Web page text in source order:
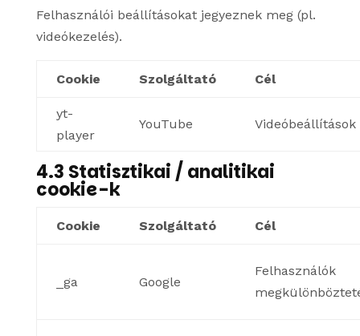
Felhasználói beállításokat jegyeznek meg (pl.
videókezelés).
Cookie Szolgáltató Cél
yt-
player
YouTube Videóbeállítások
4.3 Statisztikai / analitikai
cookie-k
Cookie Szolgáltató Cél
_ga Google
Felhasználók